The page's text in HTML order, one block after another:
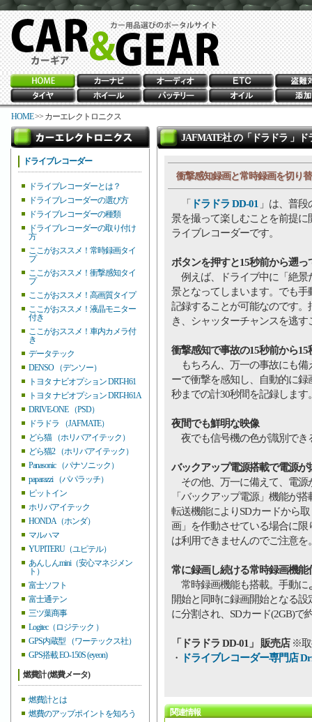
HOME>> カーエレクトロニクス
ドライブレコーダー
ドライブレコーダーとは？
ドライブレコーダーの選び方
ドライブレコーダーの種類
ドライブレコーダーの取り付け
方
ここがおススメ！常時録画タイ
プ
ここがおススメ！衝撃感知タイ
プ
ここがおススメ！高画質タイプ
ここがおススメ！液晶モニター
付き
ここがおススメ！車内カメラ付
き
データテック
DENSO （デンソー）
トヨタ ナビオプション DRT-H61
トヨタ ナビオプション DRT-H61A
DRIVE-ONE （PSD）
ドラドラ （JAFMATE）
どら猫 （ホリバアイテック）
どら猫2 （ホリバアイテック）
Panasonic （パナソニック）
paparazzi （パパラッチ）
ピットイン
ホリバアイテック
HONDA（ホンダ）
マルハマ
YUPITERU（ユピテル）
あんしんmini（安心マネジメン
ト）
富士ソフト
富士通テン
三ツ葉商事
Logitec（ロジテック ）
GPS内蔵型 （ワーテックス社）
GPS搭載 EO-150S (eyeon)
燃費計 (燃費メータ)
燃費計とは
燃費のアップポイントを知ろう
JAFMATE社 の「ドラドラ 」
衝撃感知録画と常時録画を切り
「 ドラドラ DD-01 」は、普
景を撮って楽しむことを前提に
ライブレコーダーです。
ボタンを押すと15秒前から遡っ
例えば、ドライブ中に「絶景
景となってしまいます。でも
記録することが可能なのです
き、シャッターチャンスを逃
衝撃感知で事故の15秒前から15
もちろん、万一の事故にも備
ーで衝撃を感知し、自動的に
秒までの計30秒間を記録します
夜間でも鮮明な映像
夜でも信号機の色が識別でき
バックアップ電源搭載で電源が
その他、万一に備えて、電源
「バックアップ電源」機能が
転送機能によりSDカードから
画」を作動させている場合に
は利用できませんのでご注意を
常に録画し続ける常時録画機能
常時録画機能も搭載。手動に
開始と同時に録画開始となる
に分割され、SDカード(2GB)で
「ドラドラ DD-01」 販売店※取
・ ドライブレコーダー専門店
関連情報